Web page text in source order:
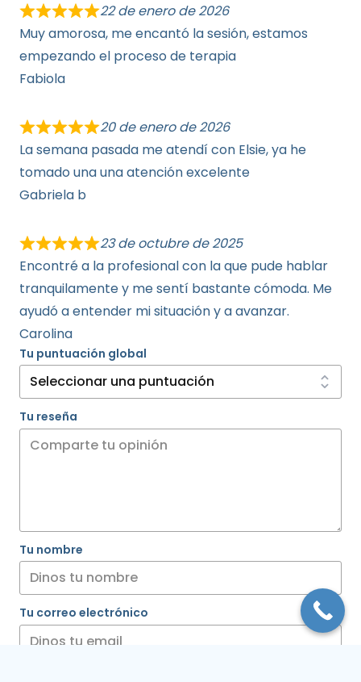
22 de enero de 2026
Muy amorosa, me encantó la sesión, estamos
empezando el proceso de terapia
Fabiola
20 de enero de 2026
La semana pasada me atendí con Elsie, ya he
tomado una una atención excelente
Gabriela b
23 de octubre de 2025
Encontré a la profesional con la que pude hablar
tranquilamente y me sentí bastante cómoda. Me
ayudó a entender mi situación y a avanzar.
Carolina
Tu puntuación global
Tu reseña
Tu nombre
Tu correo electrónico